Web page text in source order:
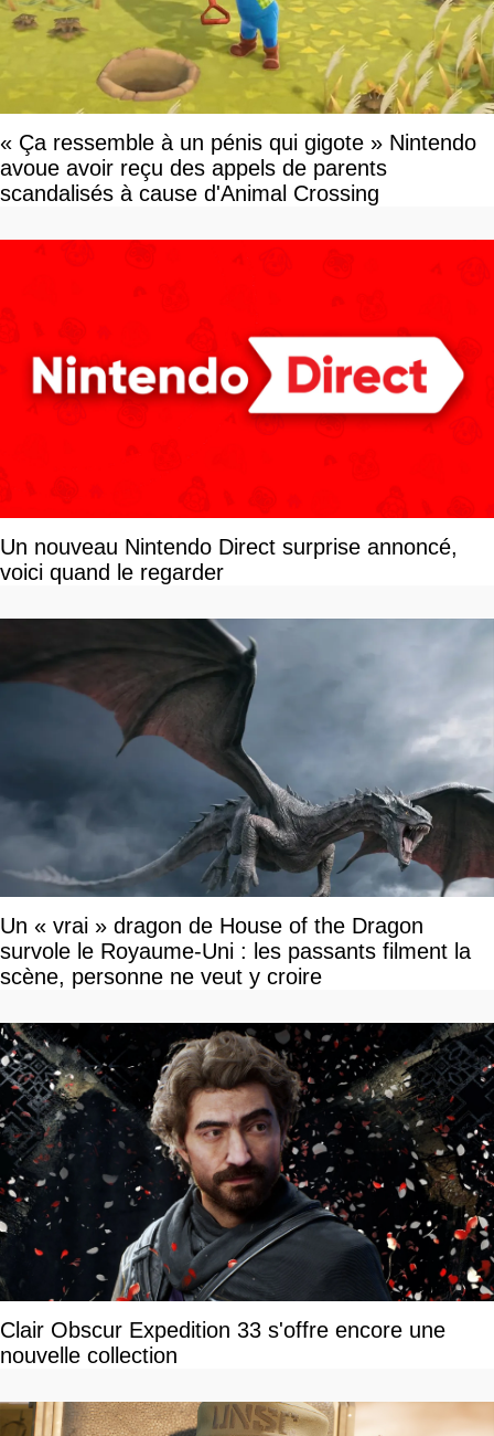
« Ça ressemble à un pénis qui gigote » Nintendo
avoue avoir reçu des appels de parents
scandalisés à cause d'Animal Crossing
Un nouveau Nintendo Direct surprise annoncé,
voici quand le regarder
Un « vrai » dragon de House of the Dragon
survole le Royaume-Uni : les passants filment la
scène, personne ne veut y croire
Clair Obscur Expedition 33 s'offre encore une
nouvelle collection